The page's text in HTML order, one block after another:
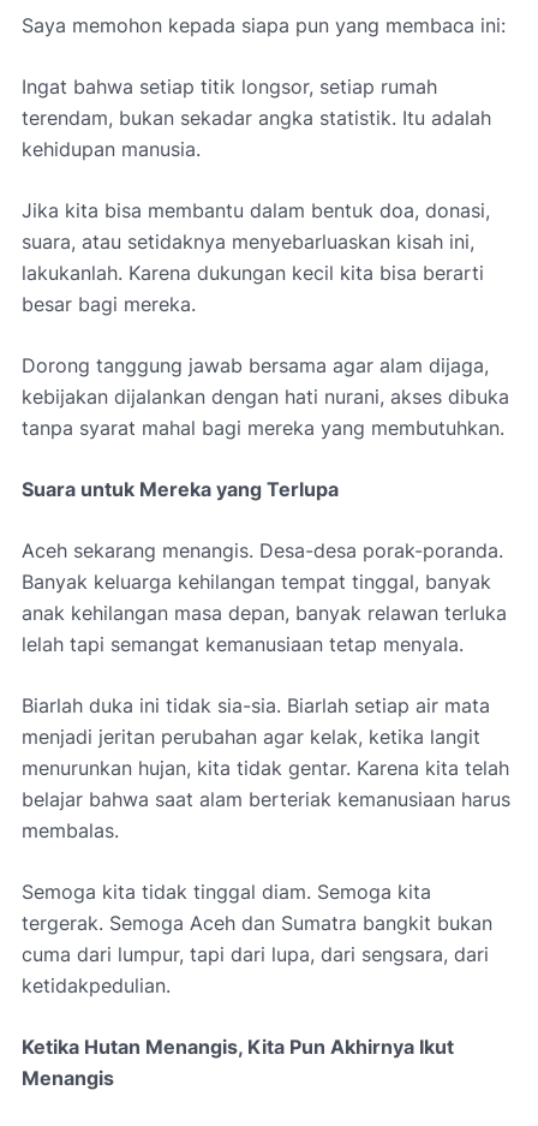
Saya memohon kepada siapa pun yang membaca ini:
Ingat bahwa setiap titik longsor, setiap rumah
terendam, bukan sekadar angka statistik. Itu adalah
kehidupan manusia.
Jika kita bisa membantu dalam bentuk doa, donasi,
suara, atau setidaknya menyebarluaskan kisah ini,
lakukanlah. Karena dukungan kecil kita bisa berarti
besar bagi mereka.
Dorong tanggung jawab bersama agar alam dijaga,
kebijakan dijalankan dengan hati nurani, akses dibuka
tanpa syarat mahal bagi mereka yang membutuhkan.
Suara untuk Mereka yang Terlupa
Aceh sekarang menangis. Desa-desa porak-poranda.
Banyak keluarga kehilangan tempat tinggal, banyak
anak kehilangan masa depan, banyak relawan terluka
lelah tapi semangat kemanusiaan tetap menyala.
Biarlah duka ini tidak sia-sia. Biarlah setiap air mata
menjadi jeritan perubahan agar kelak, ketika langit
menurunkan hujan, kita tidak gentar. Karena kita telah
belajar bahwa saat alam berteriak kemanusiaan harus
membalas.
Semoga kita tidak tinggal diam. Semoga kita
tergerak. Semoga Aceh dan Sumatra bangkit bukan
cuma dari lumpur, tapi dari lupa, dari sengsara, dari
ketidakpedulian.
Ketika Hutan Menangis, Kita Pun Akhirnya Ikut
Menangis